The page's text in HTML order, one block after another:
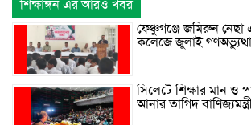
শিক্ষাঙ্গন এর আরও খবর
ফেঞ্চুগঞ্জে জমিরুন নেছা
কলেজে জুলাই
সিলেটে শিক্ষার মান ও
আনার তাগিদ